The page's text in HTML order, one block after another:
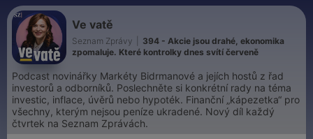
Ve vatě
Seznam Zprávy
394 - Akcie jsou drahé, ekonomika
zpomaluje. Které kontrolky dnes svítí červeně
Podcast novinářky Markéty Bidrmanové a jejích hostů z řad
investorů a odborníků. Poslechněte si konkrétní rady na téma
investic, inflace, úvěrů nebo hypoték. Finanční „kápezetka“ pro
všechny, kterým nejsou peníze ukradené. Nový díl každý
čtvrtek na Seznam Zprávách.